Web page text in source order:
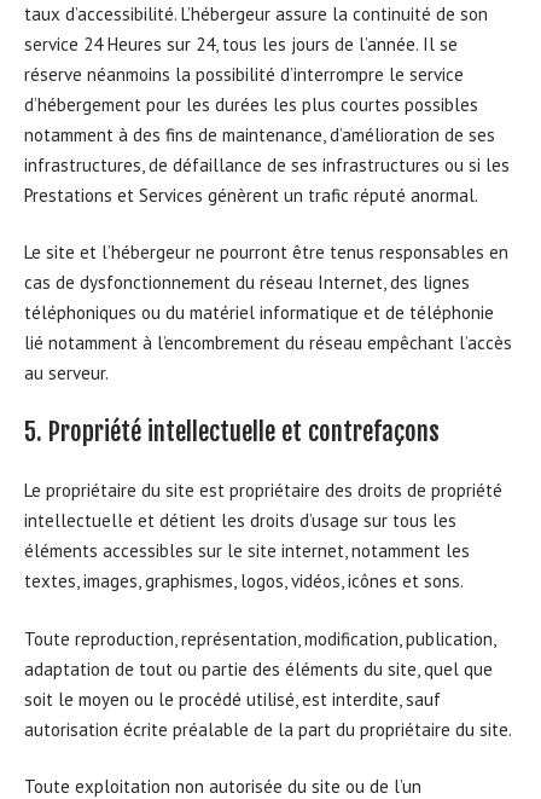
taux d’accessibilité. L’hébergeur assure la continuité de son
service 24 Heures sur 24, tous les jours de l’année. Il se
réserve néanmoins la possibilité d’interrompre le service
d’hébergement pour les durées les plus courtes possibles
notamment à des fins de maintenance, d’amélioration de ses
infrastructures, de défaillance de ses infrastructures ou si les
Prestations et Services génèrent un trafic réputé anormal.
Le site et l’hébergeur ne pourront être tenus responsables en
cas de dysfonctionnement du réseau Internet, des lignes
téléphoniques ou du matériel informatique et de téléphonie
lié notamment à l’encombrement du réseau empêchant l’accès
au serveur.
5. Propriété intellectuelle et contrefaçons
Le propriétaire du site est propriétaire des droits de propriété
intellectuelle et détient les droits d’usage sur tous les
éléments accessibles sur le site internet, notamment les
textes, images, graphismes, logos, vidéos, icônes et sons.
Toute reproduction, représentation, modification, publication,
adaptation de tout ou partie des éléments du site, quel que
soit le moyen ou le procédé utilisé, est interdite, sauf
autorisation écrite préalable de la part du propriétaire du site.
Toute exploitation non autorisée du site ou de l’un